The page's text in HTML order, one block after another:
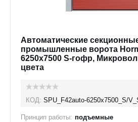
Автоматические
промышленные ворота
6250х7500 S-гофр,
цвета
КОД: SPU_F42auto-6250х7500_S/
Принцип работы: подъемные